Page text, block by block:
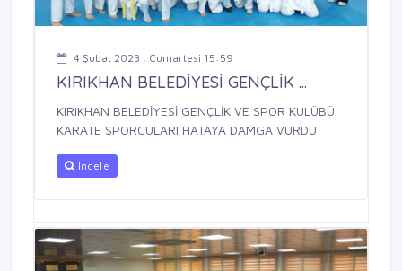
4 Şubat 2023 , Cumartesi 15:59
KIRIKHAN BELEDİYESİ GENÇLİK ...
KIRIKHAN BELEDİYESİ GENÇLİK VE SPOR KULÜBÜ
KARATE SPORCULARI HATAYA DAMGA VURDU
İncele